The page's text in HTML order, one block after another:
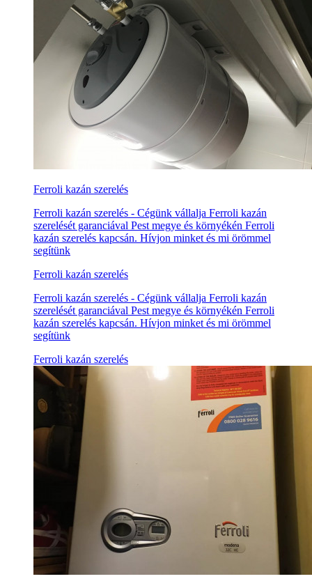
Ferroli kazán szerelés
Ferroli kazán szerelés - Cégünk vállalja Ferroli kazán
szerelését garanciával Pest megye és környékén Ferroli
kazán szerelés kapcsán. Hívjon minket és mi örömmel
segítünk
Ferroli kazán szerelés
Ferroli kazán szerelés - Cégünk vállalja Ferroli kazán
szerelését garanciával Pest megye és környékén Ferroli
kazán szerelés kapcsán. Hívjon minket és mi örömmel
segítünk
Ferroli kazán szerelés